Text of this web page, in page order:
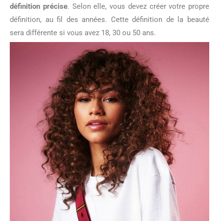
définition précise. Selon elle, vous devez créer votre propre
définition, au fil des années. Cette définition de la beauté
sera différente si vous avez 18, 30 ou 50 ans.